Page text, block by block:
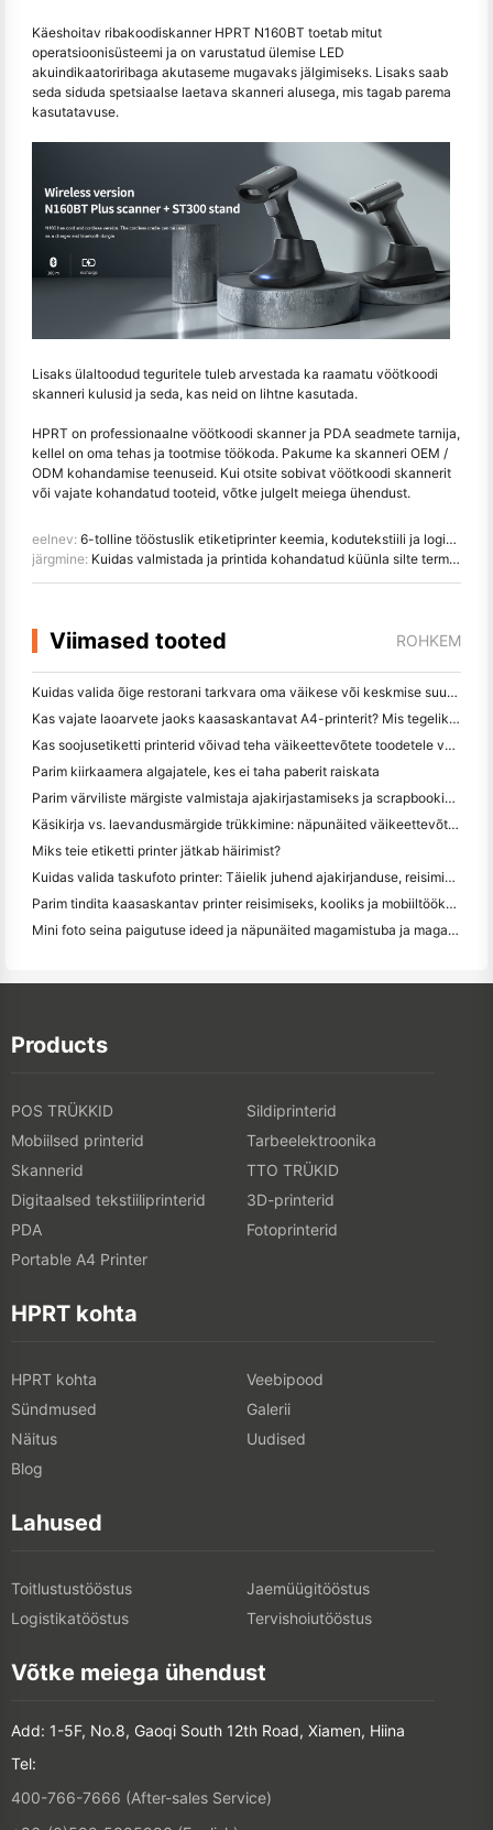
Käeshoitav ribakoodiskanner HPRT N160BT toetab mitut
operatsioonisüsteemi ja on varustatud ülemise LED
akuindikaatoriribaga akutaseme mugavaks jälgimiseks. Lisaks saab
seda siduda spetsiaalse laetava skanneri alusega, mis tagab parema
kasutatavuse.
Lisaks ülaltoodud teguritele tuleb arvestada ka raamatu vöötkoodi
skanneri kulusid ja seda, kas neid on lihtne kasutada.
HPRT on professionaalne vöötkoodi skanner ja PDA seadmete tarnija,
kellel on oma tehas ja tootmise töökoda. Pakume ka skanneri OEM /
ODM kohandamise teenuseid. Kui otsite sobivat vöötkoodi skannerit
või vajate kohandatud tooteid, võtke julgelt meiega ühendust.
eelnev: 6-tolline tööstuslik etiketiprinter keemia, kodutekstiili ja logistika laieformaadilise printimise vajadustele
järgmine: Kuidas valmistada ja printida kohandatud küünla silte termoprinteriga
Viimased tooted ROHKEM
Kuidas valida õige restorani tarkvara oma väikese või keskmise suurusega restorani jaoks
Kas vajate laoarvete jaoks kaasaskantavat A4-printerit? Mis tegelikult töötab
Kas soojusetiketti printerid võivad teha väikeettevõtete toodetele veekindel etikett?
Parim kiirkaamera algajatele, kes ei taha paberit raiskata
Parim värviliste märgiste valmistaja ajakirjastamiseks ja scrapbooking'iks: lisage iga leheküljele rohkem värvi
Käsikirja vs. laevandusmärgide trükkimine: näpunäited väikeettevõtetele 2026. aastal
Miks teie etiketti printer jätkab häirimist?
Kuidas valida taskufoto printer: Täielik juhend ajakirjanduse, reisimise ja iPhone'i kasutajatele
Parim tindita kaasaskantav printer reisimiseks, kooliks ja mobiiltööks: Hanin MT620 Pro ülevaade
Mini foto seina paigutuse ideed ja näpunäited magamistuba ja magamistuba kaunistamiseks
Products
POS TRÜKKID
Sildiprinterid
Mobiilsed printerid
Tarbeelektroonika
Skannerid
TTO TRÜKID
Digitaalsed tekstiiliprinterid
3D-printerid
PDA
Fotoprinterid
Portable A4 Printer
HPRT kohta
HPRT kohta
Veebipood
Sündmused
Galerii
Näitus
Uudised
Blog
Lahused
Toitlustustööstus
Jaemüügitööstus
Logistikatööstus
Tervishoiutööstus
Võtke meiega ühendust
Add: 1-5F, No.8, Gaoqi South 12th Road, Xiamen, Hiina
Tel:
400-766-7666 (After-sales Service)